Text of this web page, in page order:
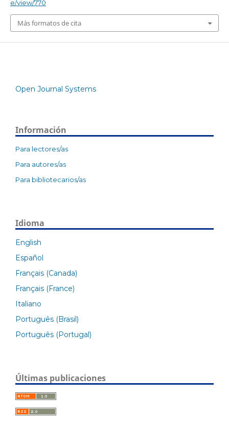
e/view/770
Más formatos de cita
Open Journal Systems
Información
Para lectores/as
Para autores/as
Para bibliotecarios/as
Idioma
English
Español
Français (Canada)
Français (France)
Italiano
Português (Brasil)
Português (Portugal)
Últimas publicaciones